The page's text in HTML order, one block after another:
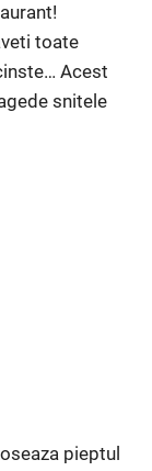
toate
Acest
snitele
pieptul